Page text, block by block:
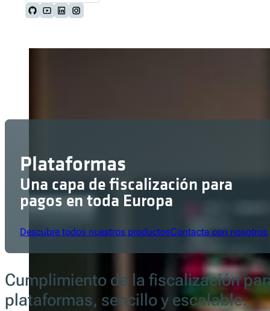
Follow us on Github
Follow us on Youtube
Follow us on LinkedIn
Follow us on Instagram
Plataformas
Una capa de fiscalización para
pagos en toda Europa
Descubre todos nuestros productosContacta con nosotros
Cumplimiento de la fiscalización
plataformas, sencillo y escalable.